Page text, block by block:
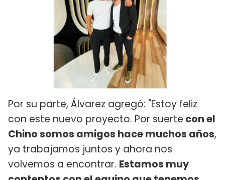
Por su parte, Álvarez agregó: "Estoy feliz
con este nuevo proyecto. Por suerte con el
Chino somos amigos hace muchos años,
ya trabajamos juntos y ahora nos
volvemos a encontrar. Estamos muy